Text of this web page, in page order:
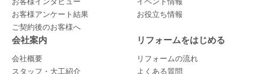
お客様アンケート結果
ご契約後のお客様へ
お役立ち情報
会社案内
会社概要
スタッフ・大工紹介
リフォームをはじめる
リフォームの流れ
よくある質問